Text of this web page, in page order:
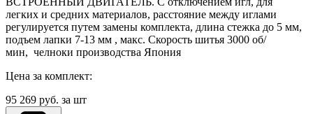
легких и средних материалов, расстояние между иглами
регулируется путем замены комплекта, длина стежка до 5 мм,
подъем лапки 7-13 мм , макс. Скорость шитья 3000 об/
мин, челноки производства Япония
Цена за комплект:
95 269 руб. за шт